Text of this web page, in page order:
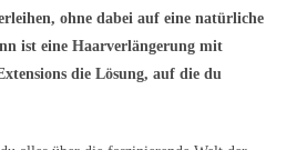
ohne dabei auf eine natürliche
ist eine Haarverlängerung mit
die Lösung, auf die du